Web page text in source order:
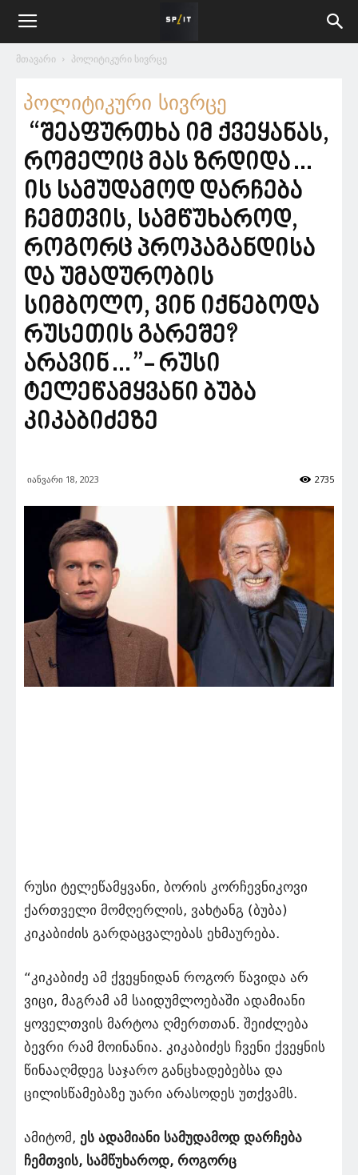
მთავარი პოლიტიკური სივრცე
პოლიტიკური სივრცე
“შეაფურთხა იმ ქვეყანას,
რომელიც მას ზრდიდა…
ის სამუდამოდ დარჩება
ჩემთვის, სამწუხაროდ,
როგორც პროპაგანდისა
და უმადურობის
სიმბოლო, ვინ იქნებოდა
რუსეთის გარეშე?
არავინ…”- რუსი
ტელეწამყვანი ბუბა
კიკაბიძეზე
იანვარი 18, 2023 2735
რუსი ტელეწამყვანი, ბორის კორჩევნიკოვი
ქართველი მომღერლის, ვახტანგ (ბუბა)
კიკაბიძის გარდაცვალებას ეხმაურება.
“კიკაბიძე ამ ქვეყნიდან როგორ წავიდა არ
ვიცი, მაგრამ ამ საიდუმლოებაში ადამიანი
ყოველთვის მარტოა ღმერთთან. შეიძლება
ბევრი რამ მოინანია. კიკაბიძეს ჩვენი ქვეყნის
წინააღმდეგ საჯარო განცხადებებსა და
ცილისწამებაზე უარი არასოდეს უთქვამს.
ამიტომ, ეს ადამიანი სამუდამოდ დარჩება
ჩემთვის, სამწუხაროდ, როგორც